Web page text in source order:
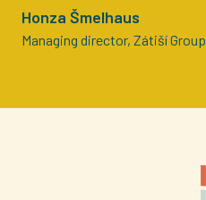
Honza Šmelhaus
Managing director, Zátiší Group